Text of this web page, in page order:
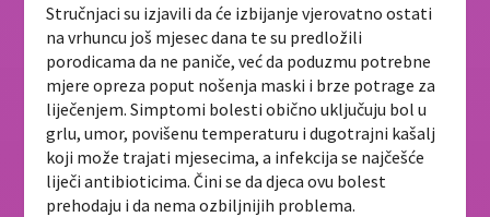
Stručnjaci su izjavili da će izbijanje vjerovatno ostati
na vrhuncu još mjesec dana te su predložili
porodicama da ne paniče, već da poduzmu potrebne
mjere opreza poput nošenja maski i brze potrage za
liječenjem. Simptomi bolesti obično uključuju bol u
grlu, umor, povišenu temperaturu i dugotrajni kašalj
koji može trajati mjesecima, a infekcija se najčešće
liječi antibioticima. Čini se da djeca ovu bolest
prehodaju i da nema ozbiljnijih problema.